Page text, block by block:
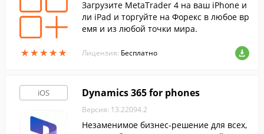
★★★★★
★★★★★
Загрузите MetaTrader 4 на ваш iPhone и
ли iPad и торгуйте на Форекс в любое вр
емя и из любой точки мира.
Лицензия: Бесплатно
iOS Dynamics 365 for phones
Версия: 13.22094.2
Незаменимое бизнес-решение для всех,